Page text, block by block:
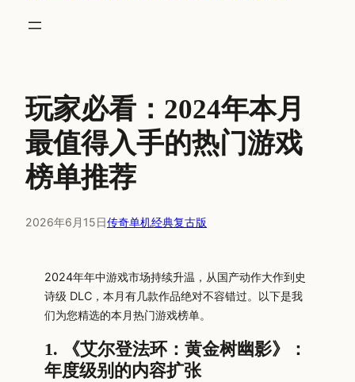
玩家必看：2024年本月
最值得入手的热门游戏
榜单推荐
2026年6月15日传奇单机经典复古版
2024年年中游戏市场持续升温，从国产动作大作到史
诗级 DLC，本月有几款作品绝对不容错过。以下是我
们为您精选的本月热门游戏榜单。
1. 《艾尔登法环：黄金树幽影》：
年度级别的内容扩张